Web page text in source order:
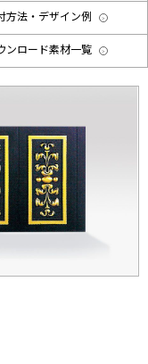
方法・デザイン例
ンロード素材一覧